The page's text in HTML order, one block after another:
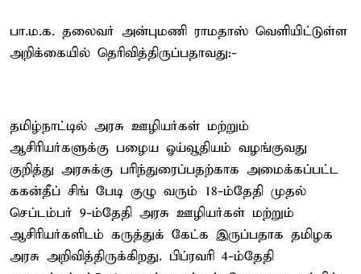
பா.ம.க. தலைவர் அன்புமணி ராமதாஸ் வெளியிட்டுள்ள
அறிக்கையில் தெரிவித்திருப்பதாவது:-
தமிழ்நாட்டில் அரசு ஊழியர்கள் மற்றும்
ஆசிரியர்களுக்கு பழைய ஓய்வூதியம் வழங்குவது
குறித்து அரசுக்கு பரிந்துரைப்பதற்காக அமைக்கப்பட்ட
ககன்தீப் சிங் பேடி குழு வரும் 18-ம்தேதி முதல்
செப்டம்பர் 9-ம்தேதி அரசு ஊழியர்கள் மற்றும்
ஆசிரியர்களிடம் கருத்துக் கேட்க இருப்பதாக தமிழக
அரசு அறிவித்திருக்கிறது. பிப்ரவரி 4-ம்தேதி